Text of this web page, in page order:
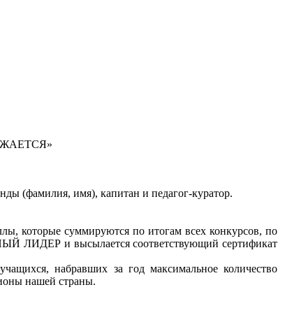
(фамилия, имя), капитан и педагог-куратор.
которые суммируются по итогам всех конкурсов, по
ЛИДЕР и высылается соответствующий сертификат
набравших за год максимальное количество
нашей страны.